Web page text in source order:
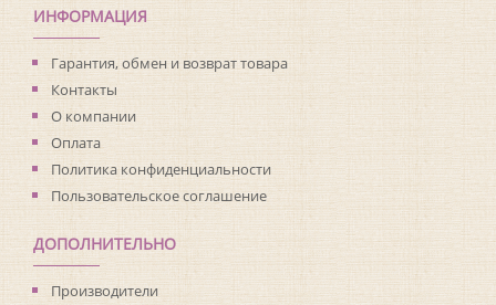
Ширина рулона: 0.26
Материал покрытия:Акриловое
Страна:Италия
Материал основы:
Флизелин
Раппорт:<>
ИНФОРМАЦИЯ
Гарантия, обмен и возврат товара
Контакты
О компании
Оплата
Политика конфиденциальности
Пользовательское соглашение
ДОПОЛНИТЕЛЬНО
Производители